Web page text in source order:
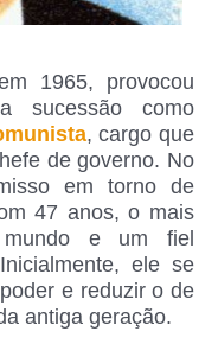
1965, provocou
sucessão como
, cargo que
de governo. No
em torno de
47 anos, o mais
e um fiel
ele se
e reduzir o de
antiga geração.